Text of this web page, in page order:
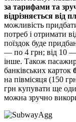
за тарифами та
відрізняється від
можливість
потреб і отримати
поїздок буде
— по 4 грн; від 10
інше. Також
банківських карток
на півмісяця (150
грн купувати ще
можна зручно